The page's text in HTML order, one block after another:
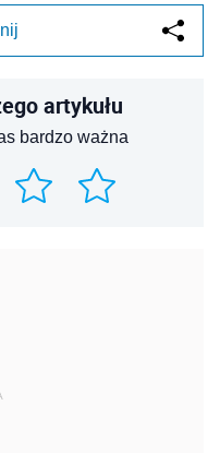
artykułu
bardzo ważna